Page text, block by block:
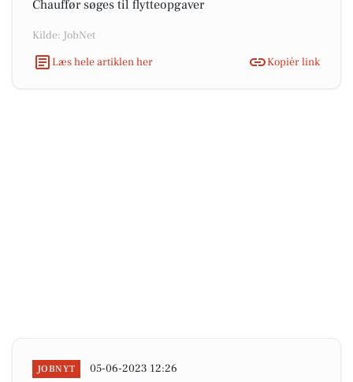
Chauffør søges til flytteopgaver
Kilde: JobNet
Læs hele artiklen her
Kopiér link
JOBNYT 05-06-2023 12:26